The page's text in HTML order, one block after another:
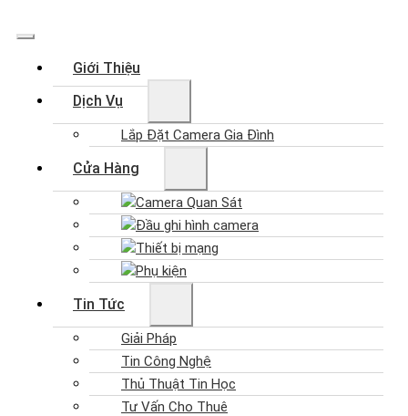
Giới Thiệu
Dịch Vụ
Lắp Đặt Camera Gia Đình
Cửa Hàng
Camera Quan Sát
Đầu ghi hình camera
Thiết bị mạng
Phụ kiện
Tin Tức
Giải Pháp
Tin Công Nghệ
Thủ Thuật Tin Học
Tư Vấn Cho Thuê